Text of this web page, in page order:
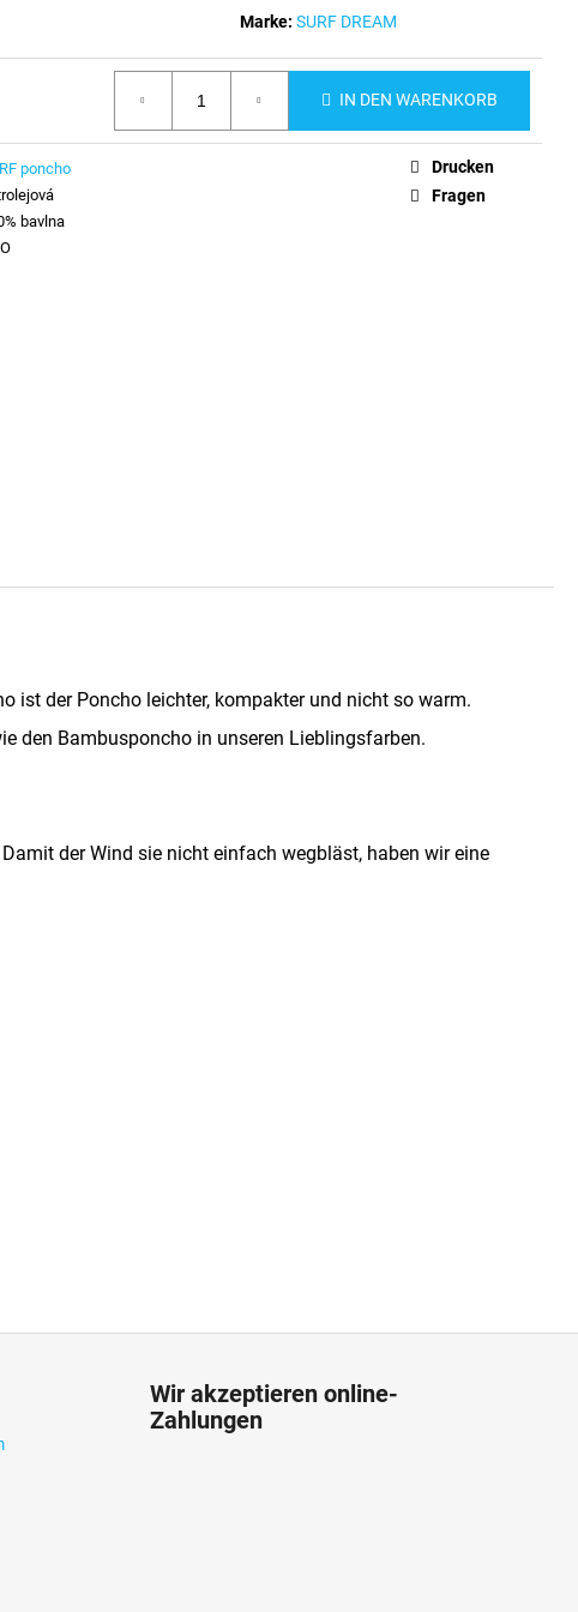
Marke: SURF DREAM
IN DEN WARENKORB
poncho
bavlna
Drucken
Fragen
ist der Poncho leichter, kompakter und nicht so warm.
den Bambusponcho in unseren Lieblingsfarben.
der Wind sie nicht einfach wegbläst, haben wir eine
Wir akzeptieren online-
Zahlungen